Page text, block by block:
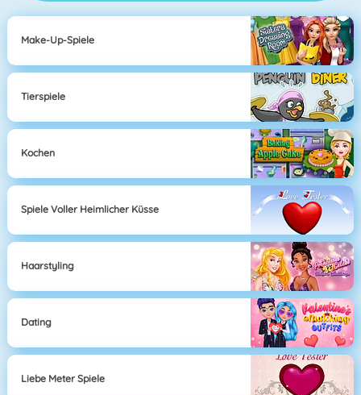
Make-Up-Spiele
Tierspiele
Kochen
Spiele Voller Heimlicher Küsse
Haarstyling
Dating
Liebe Meter Spiele